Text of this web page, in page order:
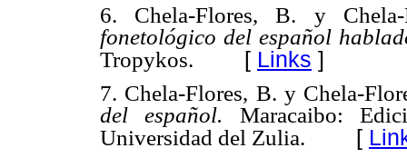
6. Chela-Flores, B. y
fonetológico del español
Tropykos. [ Links ]
7. Chela-Flores, B. y Chela-
del español. Maracaibo:
Universidad del Zulia. [